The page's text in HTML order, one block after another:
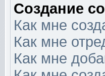
Создание
Как мне
Как мне
Как мне